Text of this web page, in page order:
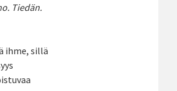
Tiedän.
ihme, sillä